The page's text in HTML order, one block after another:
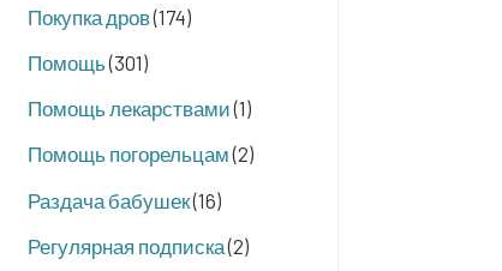
Покупка дров(174)
Помощь(301)
Помощь лекарствами(1)
Помощь погорельцам(2)
Раздача бабушек(16)
Регулярная подписка(2)